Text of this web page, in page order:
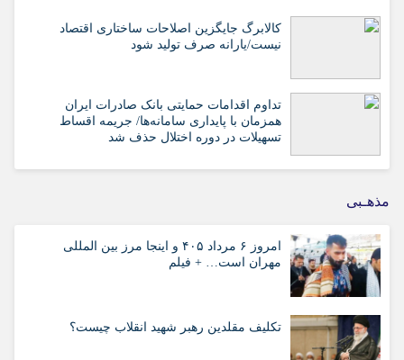
کالابرگ جایگزین اصلاحات ساختاری اقتصاد
نیست/یارانه صرف تولید شود
تداوم اقدامات حمایتی بانک صادرات ایران
همزمان با پایداری سامانه‌ها/ جریمه اقساط
تسهیلات در دوره اختلال حذف شد
مذهـبی
امروز ۶ مرداد ۴۰۵ و اینجا مرز بین المللی
مهران است… + فیلم
تکلیف مقلدین رهبر شهید انقلاب چیست؟